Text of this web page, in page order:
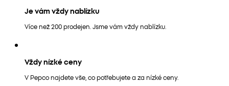
Je vám vždy nablízku
Více než 200 prodejen. Jsme vám vždy nablízku.
Vždy nízké ceny
V Pepco najdete vše, co potřebujete a za nízké ceny.